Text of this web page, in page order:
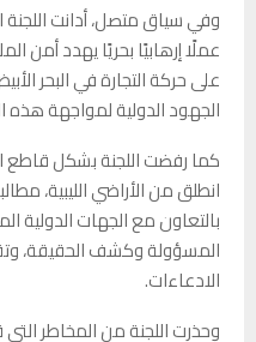
وفي سياق متصل، أدانت اللجنة
عملًا إرهابيًا بحريًا يهدد أمن
على حركة التجارة في البحر
الجهود الدولية لمواجهة هذه
كما رفضت اللجنة بشكل قاطع
انطلق من الأراضي الليبية،
بالتعاون مع الجهات الدولية
المسؤولة وكشف الحقيقة،
الادعاءات.
وحذرت اللجنة من المخاطر التي